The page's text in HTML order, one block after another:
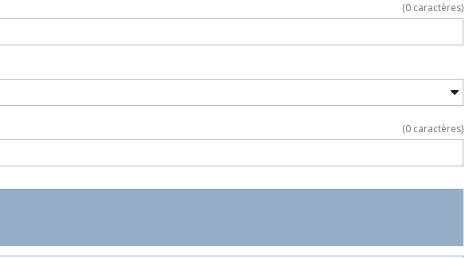
(0 caractères)
(0 caractères)